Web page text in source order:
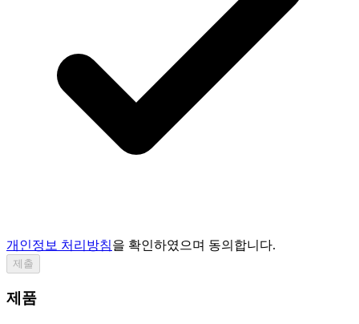
개인정보 처리방침을 확인하였으며 동의합니다.
제출
제품